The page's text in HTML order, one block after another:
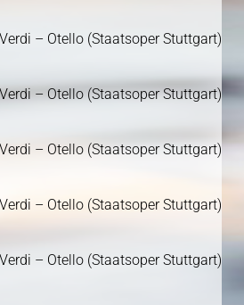
– Otello (Staatsoper Stuttgart)
– Otello (Staatsoper Stuttgart)
– Otello (Staatsoper Stuttgart)
– Otello (Staatsoper Stuttgart)
– Otello (Staatsoper Stuttgart)